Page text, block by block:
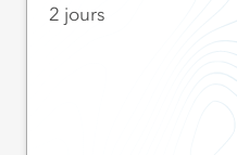
2 jours